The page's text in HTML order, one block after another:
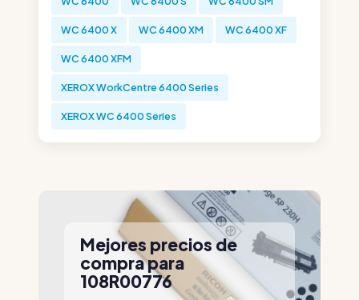
WC 6400 X WC 6400 XM WC 6400 XF
WC 6400 XFM
XEROX WorkCentre 6400 Series
XEROX WC 6400 Series
Mejores precios de
compra para
108R00776